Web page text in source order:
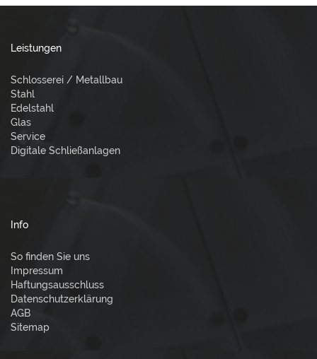
Leistungen
Schlosserei / Metallbau
Stahl
Edelstahl
Glas
Service
Digitale Schließanlagen
Info
So finden Sie uns
Impressum
Haftungsausschluss
Datenschutzerklärung
AGB
Sitemap